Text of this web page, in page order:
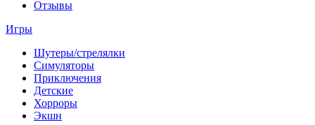
Отзывы
Игры
Шутеры/стрелялки
Симуляторы
Приключения
Детские
Хорроры
Экшн